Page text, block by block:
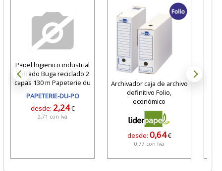
Papel higienico industrial
gofrado Buga reciclado 2
capas 130 m Papeterie du
PAPETERIE-DU-PO
desde: 2,24€
2,71 con Iva
Archivador caja de archivo
definitivo Folio,
económico
desde: 0,64€
0,77 con Iva